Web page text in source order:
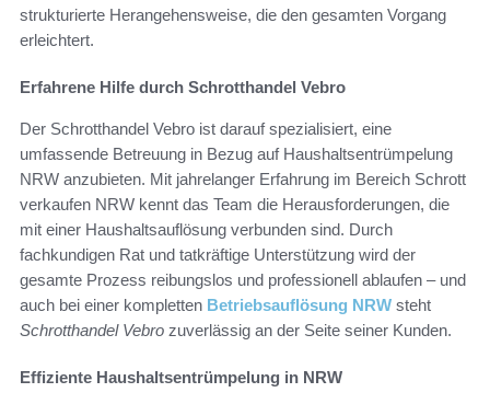
strukturierte Herangehensweise, die den gesamten Vorgang
erleichtert.
Erfahrene Hilfe durch Schrotthandel Vebro
Der Schrotthandel Vebro ist darauf spezialisiert, eine
umfassende Betreuung in Bezug auf Haushaltsentrümpelung
NRW anzubieten. Mit jahrelanger Erfahrung im Bereich Schrott
verkaufen NRW kennt das Team die Herausforderungen, die
mit einer Haushaltsauflösung verbunden sind. Durch
fachkundigen Rat und tatkräftige Unterstützung wird der
gesamte Prozess reibungslos und professionell ablaufen – und
auch bei einer kompletten Betriebsauflösung NRW steht
Schrotthandel Vebro zuverlässig an der Seite seiner Kunden.
Effiziente Haushaltsentrümpelung in NRW